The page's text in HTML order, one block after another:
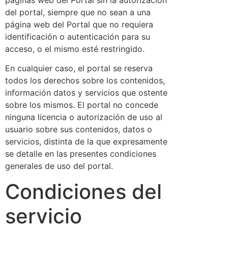
del portal, siempre que no sean a una
página web del Portal que no requiera
identificación o autenticación para su
acceso, o el mismo esté restringido.
En cualquier caso, el portal se reserva
todos los derechos sobre los contenidos,
información datos y servicios que ostente
sobre los mismos. El portal no concede
ninguna licencia o autorización de uso al
usuario sobre sus contenidos, datos o
servicios, distinta de la que expresamente
se detalle en las presentes condiciones
generales de uso del portal.
Condiciones del
servicio